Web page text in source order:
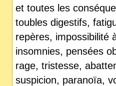
et toutes les
toubles digestifs,
repères, impossibilité
insomnies, pensées
rage, tristesse,
suspicion, paranoïa,